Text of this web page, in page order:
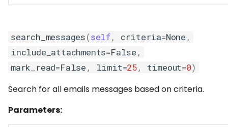
search_messages(self, criteria=None ,
include_attachments=False ,
mark_read=False , limit=25, timeout=0)
Search for all emails messages based on criteria.
Parameters: